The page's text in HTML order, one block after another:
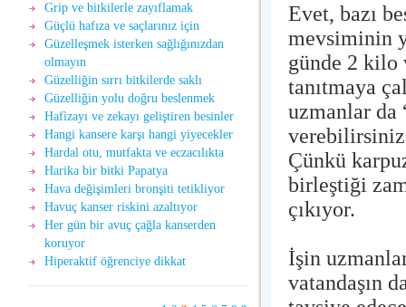
Grip ve bitkilerle zayıflamak
Güçlü hafıza ve saçlarınız için
Güzelleşmek isterken sağlığınızdan
olmayın
Güzelliğin sırrı bitkilerde saklı
Güzelliğin yolu doğru beslenmek
Hafìzayı ve zekayı geliştiren besinler
Hangi kansere karşı hangi yiyecekler
Hardal otu, mutfakta ve eczacılıkta
Harika bir bitki Papatya
Hava değişimleri bronşiti tetikliyor
Havuç kanser riskini azaltıyor
Her gün bir avuç çağla kanserden
koruyor
Hiperaktif öğrenciye dikkat
Evet, bazı
mevsiminin
günde 2 kilo
tanıtmaya
uzmanlar
Çünkü
birleştiği
çıkıyor.
İşin
vatandaşın